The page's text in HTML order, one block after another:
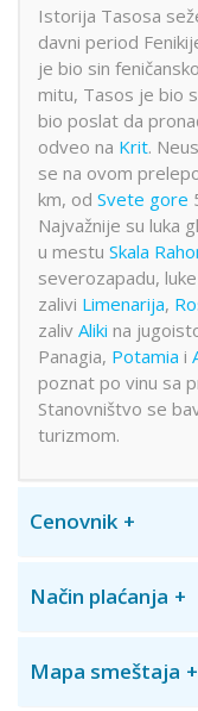
Istorija Tasosa
davni period
je bio sin
mitu, Tasos je bio
bio poslat da
odveo na Krit.
se na ovom
km, od Svete gore
Najvažnije su luka
u mestu Skala
severozapadu, luke
zalivi Limenarija,
zaliv Aliki na
Panagia, Potamia i
poznat po vinu sa
Stanovništvo se
turizmom.
Cenovnik
Način plaćanja
Mapa smeštaja